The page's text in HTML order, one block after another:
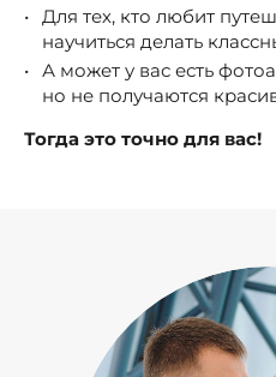
Для тех, кто любит
научиться делать
А может у вас есть
но не получаются
Тогда это точно для вас!